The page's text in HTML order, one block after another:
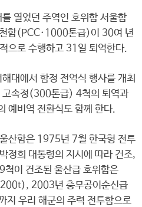
열었던 주역인 호위함 서울함
함(PCC·1000톤급)이 30여 년
으로 수행하고 31일 퇴역한다.
대에서 함정 전역식 행사를 개최
고속정(300톤급) 4척의 퇴역과
예비역 전환식도 함께 한다.
산함은 1975년 7월 한국형 전투
정희 대통령의 지시에 따라 건조,
이 건조된 울산급 호위함은
2003년 충무공이순신급
우리 해군의 주력 전투함으로